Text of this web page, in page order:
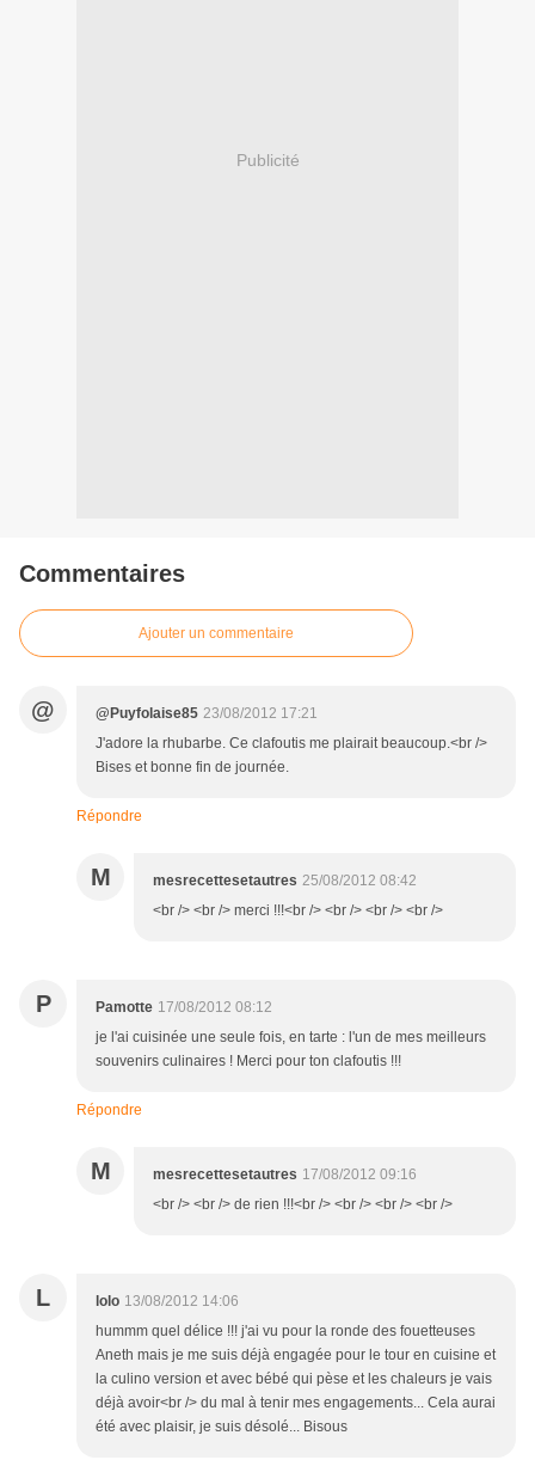
Publicité
Commentaires
Ajouter un commentaire
@ @Puyfolaise85 23/08/2012 17:21
J'adore la rhubarbe. Ce clafoutis me plairait beaucoup.<br />
Bises et bonne fin de journée.
Répondre
M mesrecettesetautres 25/08/2012 08:42
<br /> <br /> merci !!!<br /> <br /> <br /> <br />
P Pamotte 17/08/2012 08:12
je l'ai cuisinée une seule fois, en tarte : l'un de mes meilleurs
souvenirs culinaires ! Merci pour ton clafoutis !!!
Répondre
M mesrecettesetautres 17/08/2012 09:16
<br /> <br /> de rien !!!<br /> <br /> <br /> <br />
L lolo 13/08/2012 14:06
hummm quel délice !!! j'ai vu pour la ronde des fouetteuses
Aneth mais je me suis déjà engagée pour le tour en cuisine et
la culino version et avec bébé qui pèse et les chaleurs je vais
déjà avoir<br /> du mal à tenir mes engagements... Cela aurai
été avec plaisir, je suis désolé... Bisous